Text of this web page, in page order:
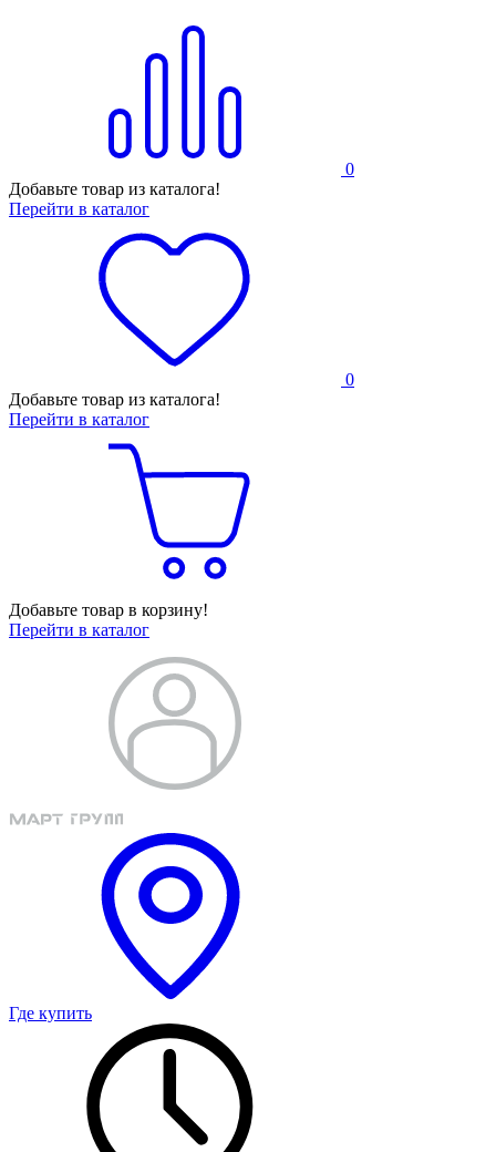
0
Добавьте товар из каталога!
Перейти в каталог
0
Добавьте товар из каталога!
Перейти в каталог
Добавьте товар в корзину!
Перейти в каталог
Где купить